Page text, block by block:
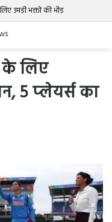
उमड़ी भक्तों की भीड़
के लिए
5 प्‍लेयर्स का